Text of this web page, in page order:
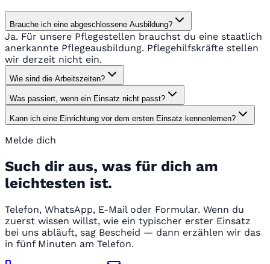
Brauche ich eine abgeschlossene Ausbildung?
Ja. Für unsere Pflegestellen brauchst du eine staatlich
anerkannte Pflegeausbildung. Pflegehilfskräfte stellen
wir derzeit nicht ein.
Wie sind die Arbeitszeiten?
Was passiert, wenn ein Einsatz nicht passt?
Kann ich eine Einrichtung vor dem ersten Einsatz kennenlernen?
Melde dich
Such dir aus, was für dich am
leichtesten ist.
Telefon, WhatsApp, E-Mail oder Formular. Wenn du
zuerst wissen willst, wie ein typischer erster Einsatz
bei uns abläuft, sag Bescheid — dann erzählen wir das
in fünf Minuten am Telefon.